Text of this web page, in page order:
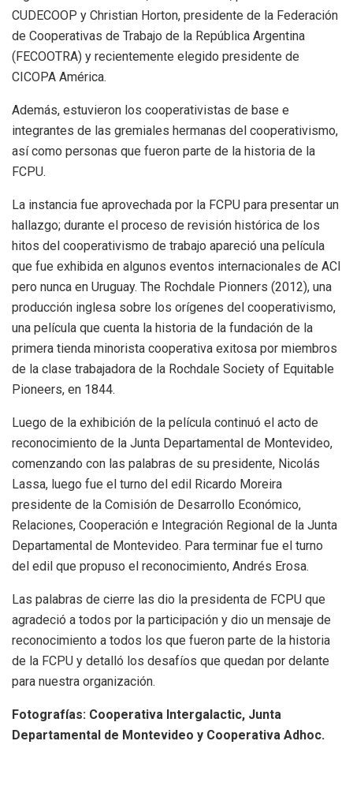
CUDECOOP y Christian Horton, presidente de la Federación
de Cooperativas de Trabajo de la República Argentina
(FECOOTRA) y recientemente elegido presidente de
CICOPA América.
Además, estuvieron los cooperativistas de base e
integrantes de las gremiales hermanas del cooperativismo,
así como personas que fueron parte de la historia de la
FCPU.
La instancia fue aprovechada por la FCPU para presentar un
hallazgo; durante el proceso de revisión histórica de los
hitos del cooperativismo de trabajo apareció una película
que fue exhibida en algunos eventos internacionales de ACI
pero nunca en Uruguay. The Rochdale Pionners (2012), una
producción inglesa sobre los orígenes del cooperativismo,
una película que cuenta la historia de la fundación de la
primera tienda minorista cooperativa exitosa por miembros
de la clase trabajadora de la Rochdale Society of Equitable
Pioneers, en 1844.
Luego de la exhibición de la película continuó el acto de
reconocimiento de la Junta Departamental de Montevideo,
comenzando con las palabras de su presidente, Nicolás
Lassa, luego fue el turno del edil Ricardo Moreira
presidente de la Comisión de Desarrollo Económico,
Relaciones, Cooperación e Integración Regional de la Junta
Departamental de Montevideo. Para terminar fue el turno
del edil que propuso el reconocimiento, Andrés Erosa.
Las palabras de cierre las dio la presidenta de FCPU que
agradeció a todos por la participación y dio un mensaje de
reconocimiento a todos los que fueron parte de la historia
de la FCPU y detalló los desafíos que quedan por delante
para nuestra organización.
Fotografías: Cooperativa Intergalactic, Junta
Departamental de Montevideo y Cooperativa Adhoc.